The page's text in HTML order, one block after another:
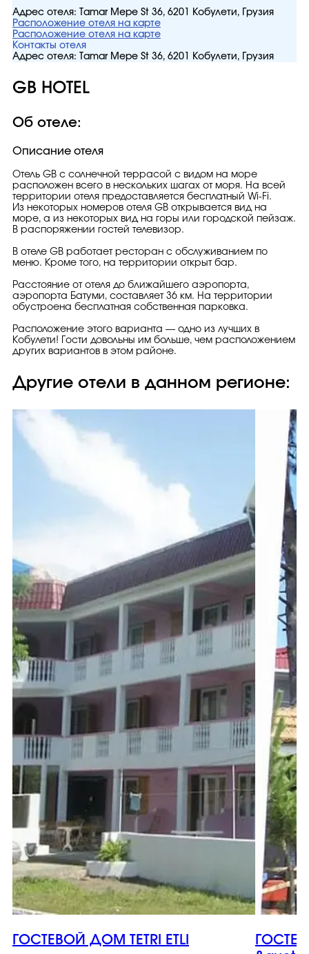
Адрес отеля:
Tamar Mepe St 36, 6201 Кобулети, Грузия
Расположение отеля на карте
Расположение отеля на карте
Контакты отеля
Адрес отеля:
Tamar Mepe St 36, 6201 Кобулети, Грузия
GB HOTEL
Об отеле:
Описание отеля
Отель GB с солнечной террасой с видом на море
расположен всего в нескольких шагах от моря. На всей
территории отеля предоставляется бесплатный Wi-Fi.
Из некоторых номеров отеля GB открывается вид на
море, а из некоторых вид на горы или городской пейзаж.
В распоряжении гостей телевизор.
В отеле GB работает ресторан с обслуживанием по
меню. Кроме того, на территории открыт бар.
Расстояние от отеля до ближайшего аэропорта,
аэропорта Батуми, составляет 36 км. На территории
обустроена бесплатная собственная парковка.
Расположение этого варианта — одно из лучших в
Кобулети! Гости довольны им больше, чем расположением
других вариантов в этом районе.
Другие отели в данном регионе:
ГОСТЕВОЙ ДОМ TETRI ETLI